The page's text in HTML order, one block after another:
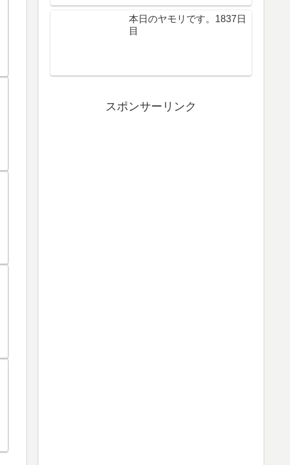
本日のヤモリです。1837日
目
スポンサーリンク